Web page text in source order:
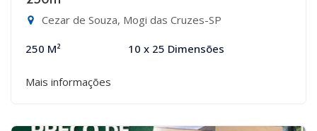
Cezar de Souza, Mogi das Cruzes-SP
250 M² 10 x 25 Dimensões
Mais informações